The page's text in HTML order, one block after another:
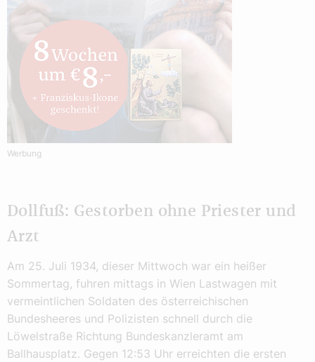
Werbung
Dollfuß: Gestorben ohne Priester und
Arzt
Am 25. Juli 1934, dieser Mittwoch war ein heißer
Sommertag, fuhren mittags in Wien Lastwagen mit
vermeintlichen Soldaten des österreichischen
Bundesheeres und Polizisten schnell durch die
Löwelstraße Richtung Bundeskanzleramt am
Ballhausplatz. Gegen 12:53 Uhr erreichten die ersten